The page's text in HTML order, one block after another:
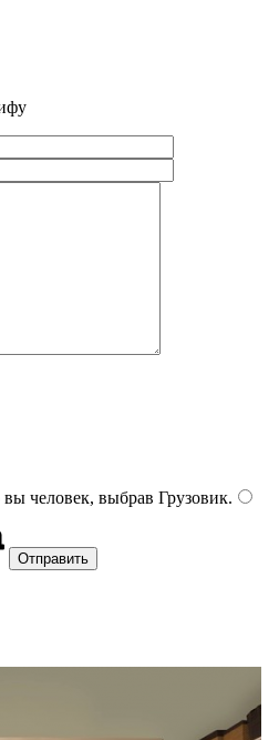
человек, выбрав Грузовик.